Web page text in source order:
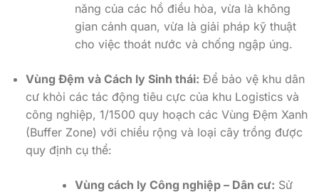
năng của các hồ điều hòa, vừa là không
gian cảnh quan, vừa là giải pháp kỹ thuật
cho việc thoát nước và chống ngập úng.
Vùng Đệm và Cách ly Sinh thái: Để bảo vệ khu dân
cư khỏi các tác động tiêu cực của khu Logistics và
công nghiệp, 1/1500 quy hoạch các Vùng Đệm Xanh
(Buffer Zone) với chiều rộng và loại cây trồng được
quy định cụ thể:
Vùng cách ly Công nghiệp – Dân cư: Sử